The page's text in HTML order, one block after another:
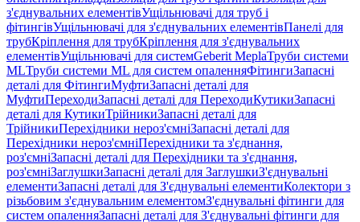
з'єднувальних елементівУщільнювачі для труб і
фітингівУщільнювачі для з'єднувальних елементівПанелі для
трубКріплення для трубКріплення для з'єднувальних
елементівУщільнювачі для системGeberit MeplaТруби системи
MLТруби системи ML для систем опаленняФітингиЗапасні
деталі для ФітингиМуфтиЗапасні деталі для
МуфтиПереходиЗапасні деталі для ПереходиКутикиЗапасні
деталі для КутикиТрійникиЗапасні деталі для
ТрійникиПерехідники нероз'ємніЗапасні деталі для
Перехідники нероз'ємніПерехідники та з'єднання,
роз'ємніЗапасні деталі для Перехідники та з'єднання,
роз'ємніЗаглушкиЗапасні деталі для ЗаглушкиЗ'єднувальні
елементиЗапасні деталі для З'єднувальні елементиКолектори з
різьбовим з'єднувальним елементомЗ'єднувальні фітинги для
систем опаленняЗапасні деталі для З'єднувальні фітинги для